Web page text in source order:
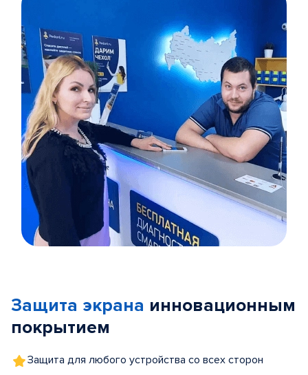
5
Защита экрана инновационным
покрытием
Защита для любого устройства со всех сторон